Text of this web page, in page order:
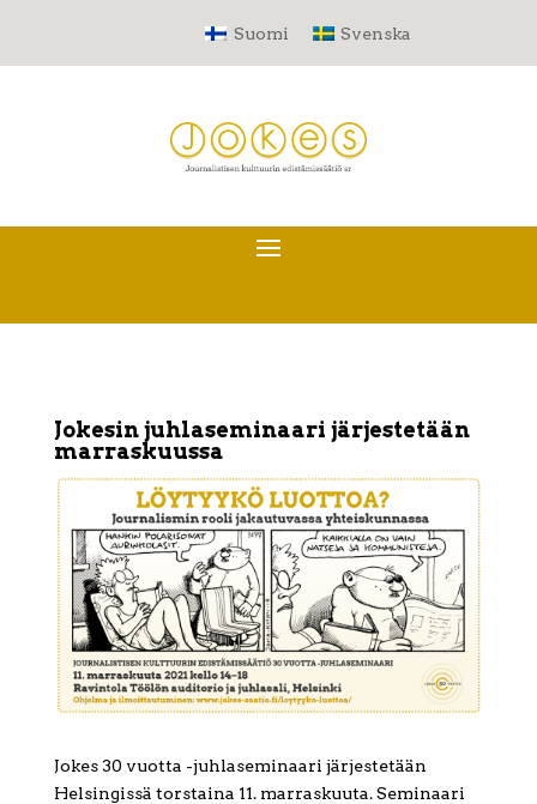
Suomi Svenska
Jokesin juhlaseminaari järjestetään
marraskuussa
Jokes 30 vuotta -juhlaseminaari järjestetään
Helsingissä torstaina 11. marraskuuta. Seminaari